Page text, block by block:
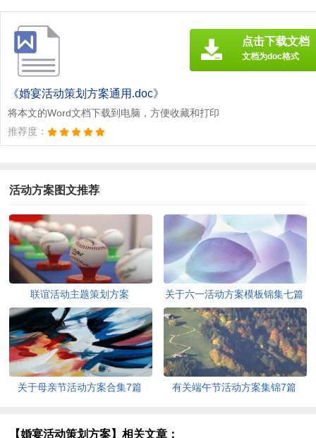
《婚宴活动策划方案通用.doc》
将本文的Word文档下载到电脑，方便收藏和打印
推荐度：
点击下载文档
文档为doc格式
活动方案图文推荐
联谊活动主题策划方案 关于六一活动方案模板锦集七篇
关于母亲节活动方案合集7篇 有关端午节活动方案集锦7篇
【婚宴活动策划方案】相关文章：